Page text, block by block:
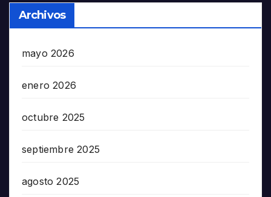
Archivos
mayo 2026
enero 2026
octubre 2025
septiembre 2025
agosto 2025